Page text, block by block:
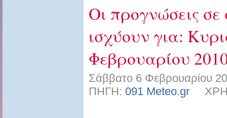
Οι προγνώσεις
ισχύουν για:
Φεβρουαρίου
Σάββατο 6 Φεβρουαρίου
ΠΗΓΗ: 091 Meteo.gr